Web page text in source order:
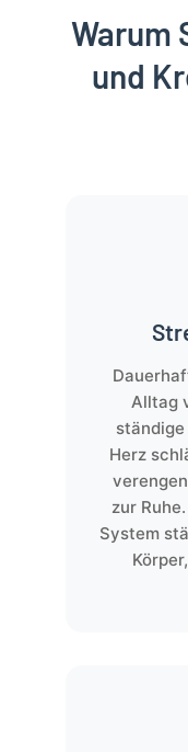
Warum
und
Alltag
Herz
zur
System